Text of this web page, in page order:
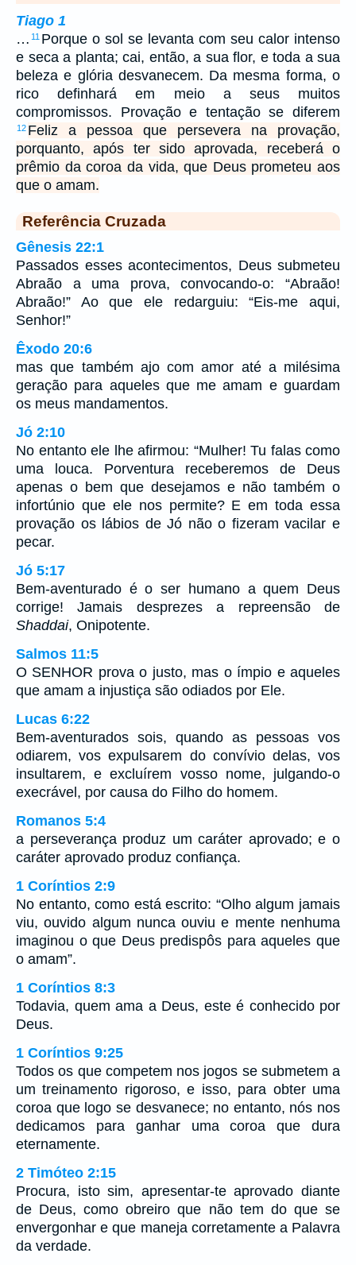
Tiago 1
… 11 Porque o sol se levanta com seu calor intenso
e seca a planta; cai, então, a sua flor, e toda a sua
beleza e glória desvanecem. Da mesma forma, o
rico definhará em meio a seus muitos
compromissos. Provação e tentação se diferem
12 Feliz a pessoa que persevera na provação,
porquanto, após ter sido aprovada, receberá o
prêmio da coroa da vida, que Deus prometeu aos
que o amam.
Referência Cruzada
Gênesis 22:1
Passados esses acontecimentos, Deus submeteu
Abraão a uma prova, convocando-o: “Abraão!
Abraão!” Ao que ele redarguiu: “Eis-me aqui,
Senhor!”
Êxodo 20:6
mas que também ajo com amor até a milésima
geração para aqueles que me amam e guardam
os meus mandamentos.
Jó 2:10
No entanto ele lhe afirmou: “Mulher! Tu falas como
uma louca. Porventura receberemos de Deus
apenas o bem que desejamos e não também o
infortúnio que ele nos permite? E em toda essa
provação os lábios de Jó não o fizeram vacilar e
pecar.
Jó 5:17
Bem-aventurado é o ser humano a quem Deus
corrige! Jamais desprezes a repreensão de
Shaddai, Onipotente.
Salmos 11:5
O SENHOR prova o justo, mas o ímpio e aqueles
que amam a injustiça são odiados por Ele.
Lucas 6:22
Bem-aventurados sois, quando as pessoas vos
odiarem, vos expulsarem do convívio delas, vos
insultarem, e excluírem vosso nome, julgando-o
execrável, por causa do Filho do homem.
Romanos 5:4
a perseverança produz um caráter aprovado; e o
caráter aprovado produz confiança.
1 Coríntios 2:9
No entanto, como está escrito: “Olho algum jamais
viu, ouvido algum nunca ouviu e mente nenhuma
imaginou o que Deus predispôs para aqueles que
o amam”.
1 Coríntios 8:3
Todavia, quem ama a Deus, este é conhecido por
Deus.
1 Coríntios 9:25
Todos os que competem nos jogos se submetem a
um treinamento rigoroso, e isso, para obter uma
coroa que logo se desvanece; no entanto, nós nos
dedicamos para ganhar uma coroa que dura
eternamente.
2 Timóteo 2:15
Procura, isto sim, apresentar-te aprovado diante
de Deus, como obreiro que não tem do que se
envergonhar e que maneja corretamente a Palavra
da verdade.